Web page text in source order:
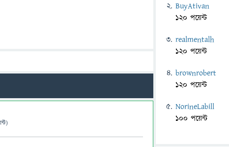
BuyAtivan
120 পয়েন্ট
realmentalh
120 পয়েন্ট
brownrobert
120 পয়েন্ট
NorineLabill
100 পয়েন্ট